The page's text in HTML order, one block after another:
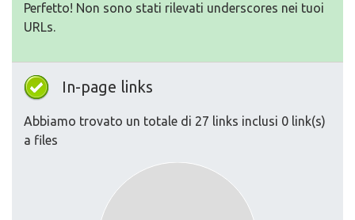
Perfetto! Non sono stati rilevati underscores nei tuoi
URLs.
In-page links
Abbiamo trovato un totale di 27 links inclusi 0 link(s)
a files